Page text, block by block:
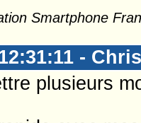
Smartphone
-
plusieurs